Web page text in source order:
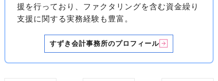
援を行っており、ファクタリングを含む資金繰り
支援に関する実務経験も豊富。
すずき会計事務所のプロフィール